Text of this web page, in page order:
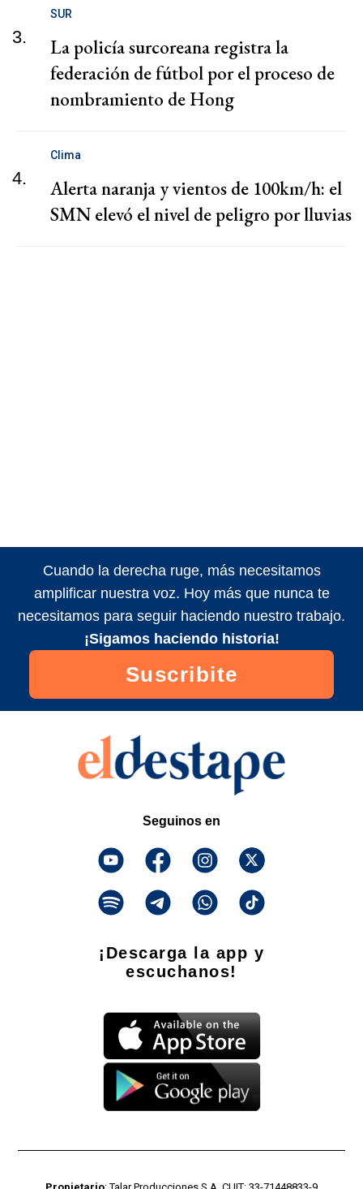
3.
SUR
La policía surcoreana registra la
federación de fútbol por el proceso de
nombramiento de Hong
4.
Clima
Alerta naranja y vientos de 100km/h: el
SMN elevó el nivel de peligro por lluvias
Cuando la derecha ruge, más necesitamos
amplificar nuestra voz. Hoy más que nunca te
necesitamos para seguir haciendo nuestro trabajo.
¡Sigamos haciendo historia!
Suscribite
Seguinos en
¡Descarga la app y
escuchanos!